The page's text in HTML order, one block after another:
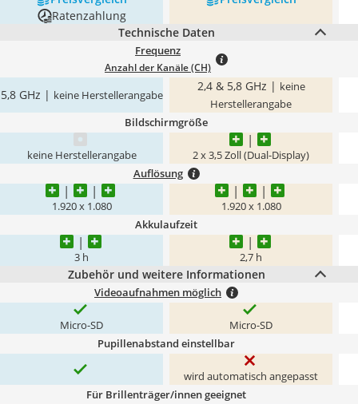
Ratenzahlung
Technische Daten
Frequenz
Anzahl der Kanäle (CH)
5,8 GHz | keine Herstellerangabe
2,4 & 5,8 GHz | keine
Herstellerangabe
Bildschirmgröße
keine Herstellerangabe 2 x 3,5 Zoll (Dual-Display)
Auflösung
1.920 x 1.080 1.920 x 1.080
Akkulaufzeit
3 h 2,7 h
Zubehör und weitere Informationen
Videoaufnahmen möglich
Micro-SD Micro-SD
Pupillenabstand einstellbar
wird automatisch angepasst
Für Brillenträger/innen geeignet